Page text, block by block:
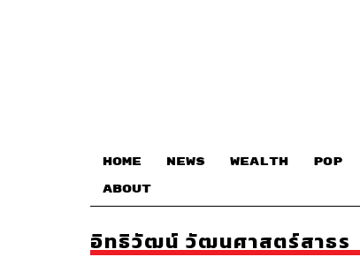
HOME NEWS WEALTH POP
ABOUT
อิทธิวัฒน์ วัฒนศาสตร์สาธร